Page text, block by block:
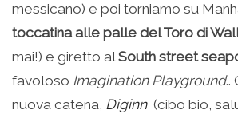
messicano) e poi torniamo su
toccatina alle palle del Toro di
mai!) e giretto alSouth street
favoloso Imagination Playground..
nuova catena, Diginn(cibo bio,